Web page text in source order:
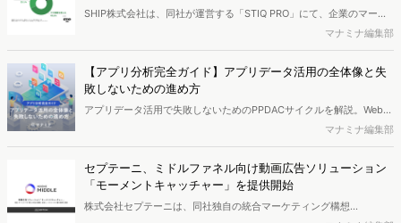
感じている【SHIP調査】
SHIP株式会社は、同社が運営する「STIQ PRO」にて、企業のマーケ
ティング担当者（20代～50代の男女）を対象に「企業のオリジナル
キャラクターの活用に関する実態調査」を実施し、結果を公開しまし
た。
マナミナ編集部
【アプリ分析完全ガイド】アプリデータ活用の全体像と失
敗しないための進め方
アプリデータ活用で失敗しないためのPPDACサイクルを解説。Webサ
イトとアプリの計測構造の違いや、計測設計書の作り方、UATの重要
性まで、実務担当者が知るべき全体像と手順をわかりやすく紹介しま
マナミナ編集部
セプテーニ、ミドルファネル向け動画広告ソリューション
「モーメントキャッチャー」を提供開始
株式会社セプテーニは、同社独自の統合マーケティング構想